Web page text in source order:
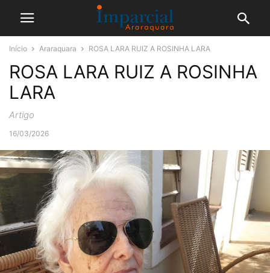
Início Araraquara ROSA LARA RUIZ A ROSINHA LARA
ROSA LARA RUIZ A ROSINHA
LARA
Artigo
16/03/2026